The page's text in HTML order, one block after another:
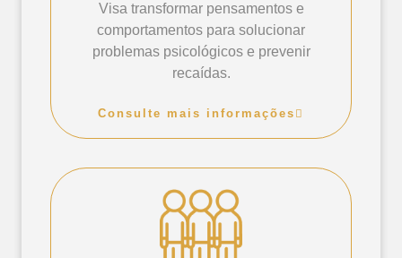
Visa transformar pensamentos e
comportamentos para solucionar
problemas psicológicos e prevenir
recaídas.
Consulte mais informações